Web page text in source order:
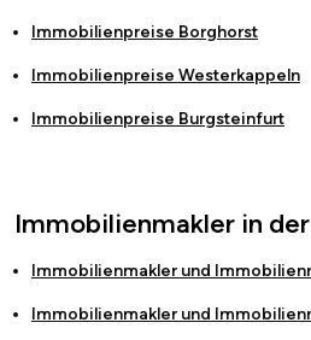
Immobilienpreise Borghorst
Immobilienpreise Westerkappeln
Immobilienpreise Burgsteinfurt
Immobilienmakler in
Immobilienmakler und
Immobilienmakler und